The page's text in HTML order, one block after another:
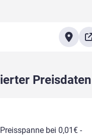
Preisdaten
bei 0,01€ -